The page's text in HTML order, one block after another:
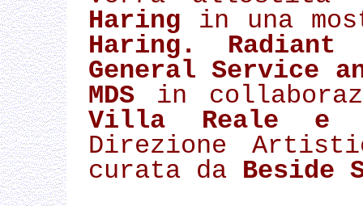
Haring in una
Haring. Radiant
General Service
MDS in
Villa Reale e
Direzione
curata da Beside